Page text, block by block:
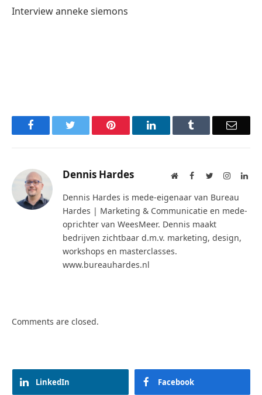
Interview anneke siemons
Facebook Pinterest LinkedIn Email
Dennis Hardes WebsiteFacebook
TwitterInstagram
Dennis Hardes is mede-eigenaar van Bureau
Hardes | Marketing & Communicatie en mede-
oprichter van WeesMeer. Dennis maakt
bedrijven zichtbaar d.m.v. marketing, design,
workshops en masterclasses.
www.bureauhardes.nl
Comments are closed.
LinkedIn Facebook